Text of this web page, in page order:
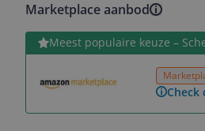
Marketplace aanbod
Meest populaire keuze –
Bekijk product